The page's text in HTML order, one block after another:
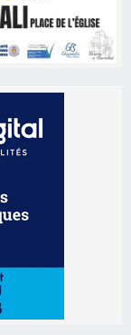
à Cruculi le
une